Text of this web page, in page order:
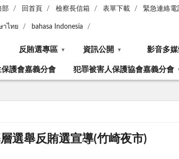
部 回首頁 檢察長信箱 表單下載 緊急連絡電
าไทย bahasa Indonesia
反賄選專區 資訊公開 影音多
保護會嘉義分會 犯罪被害人保護協會嘉義分會
選舉反賄選宣導(竹崎夜市)